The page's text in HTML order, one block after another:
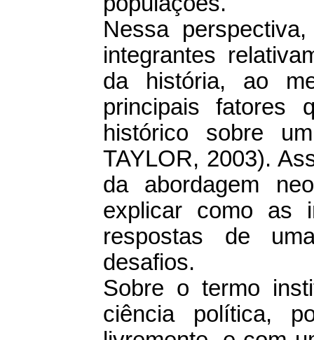
Nessa
integrantes
da história, ao
principais fatores
histórico sobre
TAYLOR, 2003).
da abordagem
explicar como as
respostas de
desafios.
Sobre o termo
ciência política,